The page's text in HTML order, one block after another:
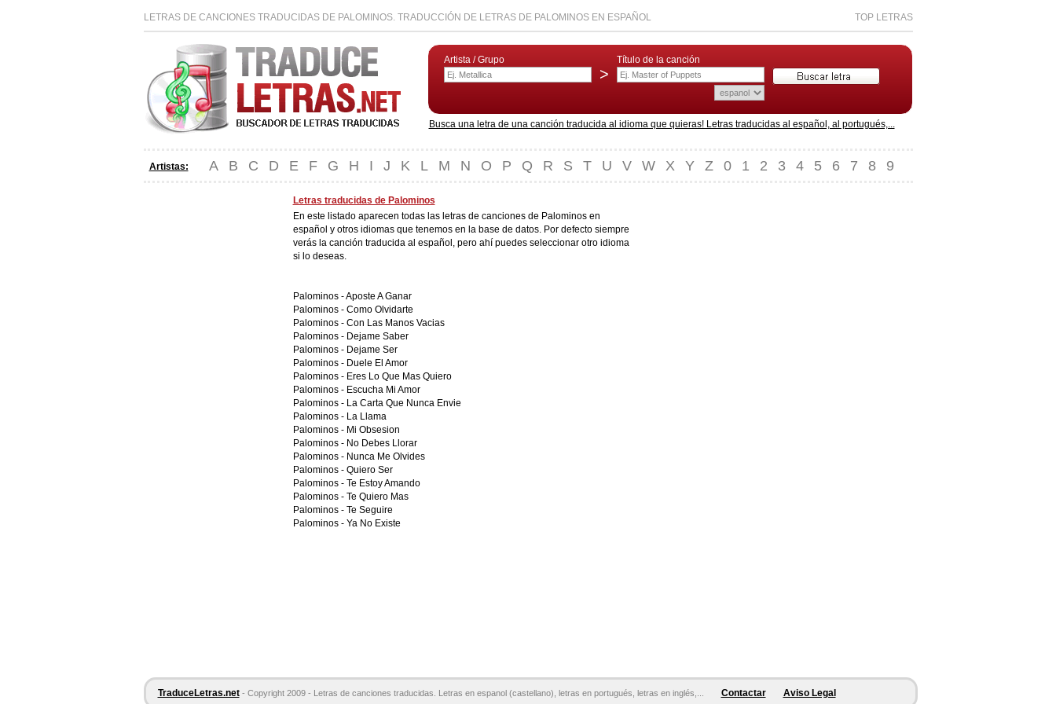
LETRAS DE CANCIONES TRADUCIDAS DE PALOMINOS. TRADUCCIÓN DE LETRAS DE PALOMINOS EN ESPAÑOL TOP LETRAS
Artista / Grupo
>
Título de la canción
Busca una letra de una canción traducida al idioma que quieras! Letras traducidas al español, al portugués,...
Artistas: A B C D E F G H I J K L M N O P Q R S T U V W X Y Z 0 1 2 3 4 5 6 7 8 9
Letras traducidas de Palominos
En este listado aparecen todas las letras de canciones de Palominos en
español y otros idiomas que tenemos en la base de datos. Por defecto siempre
verás la canción traducida al español, pero ahí puedes seleccionar otro idioma
si lo deseas.
Palominos -Aposte A Ganar
Palominos - Como Olvidarte
Palominos - Con Las Manos Vacias
Palominos - Dejame Saber
Palominos - Dejame Ser
Palominos - Duele El Amor
Palominos - Eres Lo Que Mas Quiero
Palominos - Escucha Mi Amor
Palominos - La Carta Que Nunca Envie
Palominos - La Llama
Palominos - Mi Obsesion
Palominos - No Debes Llorar
Palominos - Nunca Me Olvides
Palominos - Quiero Ser
Palominos - Te Estoy Amando
Palominos - Te Quiero Mas
Palominos - Te Seguire
Palominos - Ya No Existe
TraduceLetras.net - Copyright 2009 - Letras de canciones traducidas. Letras en espanol (castellano), letras en portugués, letras en inglés,... Contactar Aviso Legal